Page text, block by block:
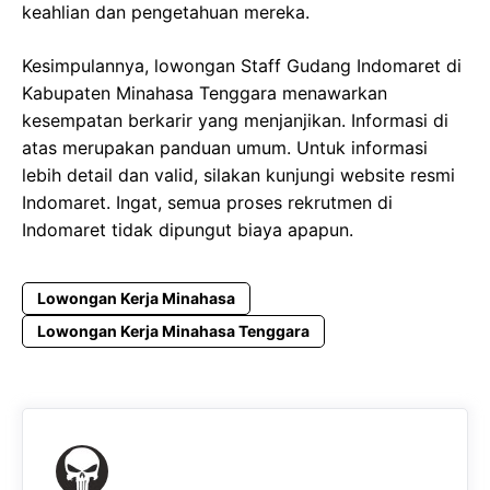
keahlian dan pengetahuan mereka.
Kesimpulannya, lowongan Staff Gudang Indomaret di
Kabupaten Minahasa Tenggara menawarkan
kesempatan berkarir yang menjanjikan. Informasi di
atas merupakan panduan umum. Untuk informasi
lebih detail dan valid, silakan kunjungi website resmi
Indomaret. Ingat, semua proses rekrutmen di
Indomaret tidak dipungut biaya apapun.
Lowongan Kerja Minahasa
Lowongan Kerja Minahasa Tenggara